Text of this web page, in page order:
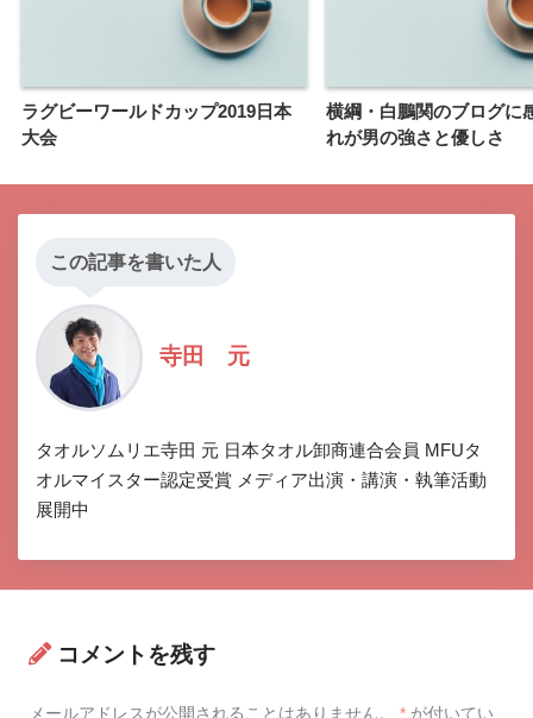
ラグビーワールドカップ2019日本
大会
横綱・白鵬関のブログ
れが男の強さと優しさ
この記事を書いた人
寺田 元
タオルソムリエ寺田 元 日本タオル卸商連合会員 MFUタ
オルマイスター認定受賞 メディア出演・講演・執筆活動
展開中
コメントを残す
メールアドレスが公開されることはありません。 * が付いてい